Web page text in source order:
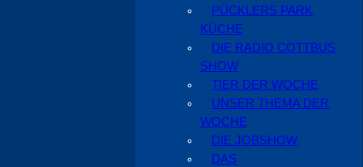
PÜCKLERS PARK
KÜCHE
DIE RADIO COTTBUS
SHOW
TIER DER WOCHE
UNSER THEMA DER
WOCHE
DIE JOBSHOW
DAS